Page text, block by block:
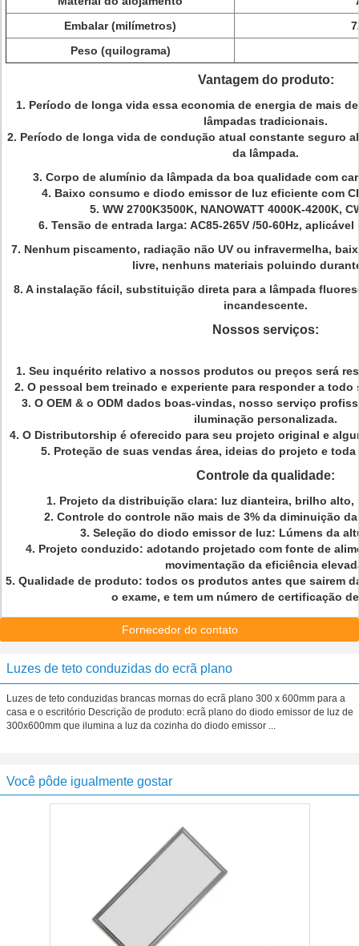
Embalar (milímetros)
Peso (quilograma)
Vantagem do produto:
1. Período de longa vida essaeconomia de energia de mais
lâmpadas tradicionais.
2. Período de longa vida de condução atual constante seguro
da lâmpada.
3. Corpo de alumínio da lâmpada da boa qualidade com
4. Baixo consumo e diodo emissor de luz eficiente com
5. WW 2700K3500K, NANOWATT 4000K-4200K,
6. Tensão de entrada larga: AC85-265V /50-60Hz,
7. Nenhum piscamento, radiação não UV ou infravermelha,
livre, nenhuns materiais poluindo
8. A instalação fácil, substituição direta para a lâmpada
incandescente.
Nossos serviços:
1. Seu inquérito relativo a nossos produtos ou preços será
2. O pessoal bem treinado e experiente para responder a
3. O OEM & o ODM dados boas-vindas, nosso serviço
iluminação personalizada.
4. O Distributorship é oferecido para seu projeto original e
5. Proteção de suas vendas área, ideias do projeto e
Controle da qualidade:
1. Projeto da distribuição clara: luz dianteira, brilho
2. Controle do controle não mais de 3% da diminuição
3. Seleção do diodo emissor de luz: Lúmens da
4. Projeto conduzido: adotando projetado com fonte de
movimentação da eficiência
5. Qualidade de produto: todos os produtos antes que sairem
o exame, e tem um número de certificação
Fornecedor do contato
Luzes de teto conduzidas do ecrã plano
Luzes de teto conduzidas brancas mornas do ecrã plano 300 x 600mm para a
casa e o escritório Descrição de produto: ecrã plano do diodo emissor de luz de
300x600mm que ilumina a luz da cozinha do diodo emissor ...
Você pôde igualmente gostar